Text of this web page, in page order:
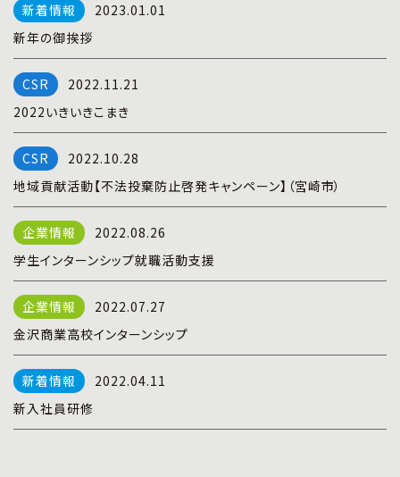
2023.01.01
新年の御挨拶
2022.11.21
2022いきいきこまき
2022.10.28
地域貢献活動【不法投棄防止啓発キャンペーン】（宮崎市）
2022.08.26
学生インターンシップ就職活動支援
2022.07.27
金沢商業高校インターンシップ
2022.04.11
新入社員研修